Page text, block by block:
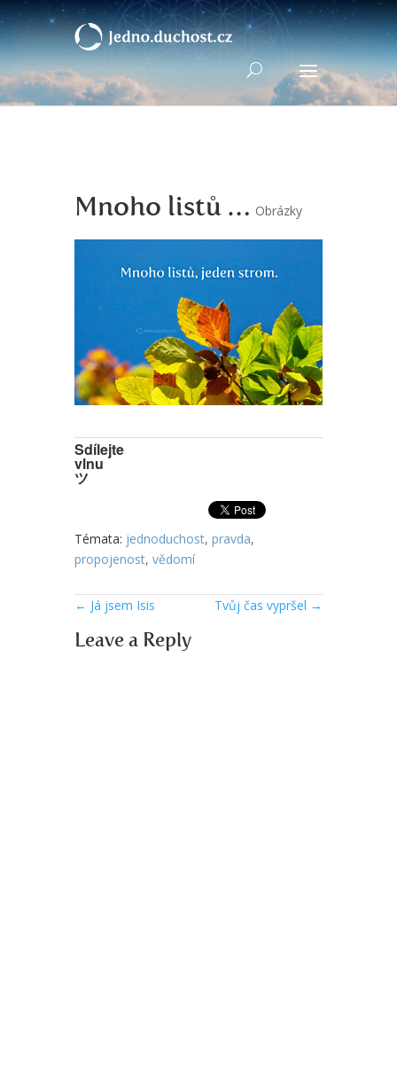
Mnoho listů … Obrázky
Sdílejte
vlnu
ツ
Témata: jednoduchost, pravda,
propojenost, vědomí
← Já jsem Isis Tvůj čas vypršel →
Leave a Reply